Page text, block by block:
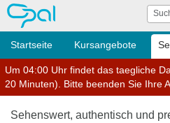
OPAL
Startseite Kursangebote
Um 04:00 Uhr findet das taegliche
20 Minuten). Bitte beenden Sie Ihre
Sehenswert, authentisch und